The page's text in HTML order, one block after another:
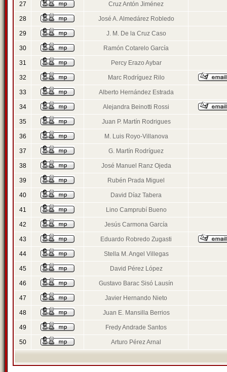
27 Cruz Antón Jiménez
28 José A. Almedárez Robledo
29 J. M. De la Cruz Caso
30 Ramón Cotarelo García
31 Percy Erazo Aybar
32 Marc Rodríguez Rilo
33 Alberto Hernández Estrada
34 Alejandra Beinotti Rossi
35 Juan P. Martín Rodrigues
36 M. Luis Royo-Villanova
37 G. Martín Rodríguez
38 José Manuel Ranz Ojeda
39 Rubén Prada Miguel
40 David Díaz Tabera
41 Lino Camprubí Bueno
42 Jesús Carmona García
43 Eduardo Robredo Zugasti
44 Stella M. Angel Villegas
45 David Pérez López
46 Gustavo Barac Sisó Lausín
47 Javier Hernando Nieto
48 Juan E. Mansilla Berrios
49 Fredy Andrade Santos
50 Arturo Pérez Arnal